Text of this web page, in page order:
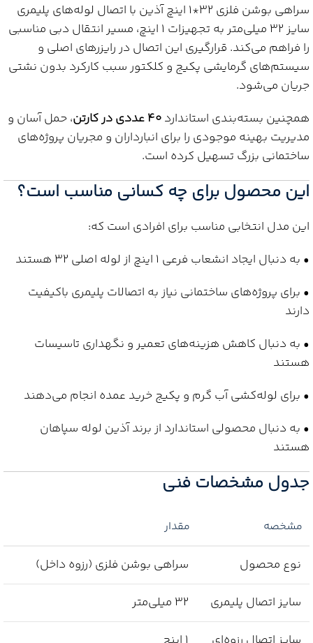
سراهی بوشن فلزی 32*1 اینچ آذین با اتصال لوله‌های پلیمری
سایز 32 میلی‌متر به تجهیزات 1 اینچ، مسیر انتقال دبی مناسبی
را فراهم می‌کند. قرارگیری این اتصال در رایزرهای اصلی و
سیستم‌های گرمایشی پکیج و کلکتور سبب کارکرد بدون نشتی
جریان می‌شود.
همچنین بسته‌بندی استاندارد40 عددی در کارتن
، حمل آسان و
مدیریت بهینه موجودی را برای انبارداران و مجریان پروژه‌های
ساختمانی بزرگ تسهیل کرده است.
این محصول برای چه کسانی مناسب است؟
این مدل انتخابی مناسب برای افرادی است که:
• به دنبال ایجاد انشعاب فرعی 1 اینچ از لوله اصلی 32 هستند
• برای پروژه‌های ساختمانی نیاز به اتصالات پلیمری باکیفیت
دارند
• به دنبال کاهش هزینه‌های تعمیر و نگهداری تاسیسات
هستند
• برای لوله‌کشی آب گرم و پکیج خرید عمده انجام می‌دهند
• به دنبال محصولی استاندارد از برند آذین لوله سپاهان
هستند
جدول مشخصات فنی
مشخصه مقدار
نوع محصول سراهی بوشن فلزی (رزوه داخل)
سایز اتصال پلیمری 32 میلی‌متر